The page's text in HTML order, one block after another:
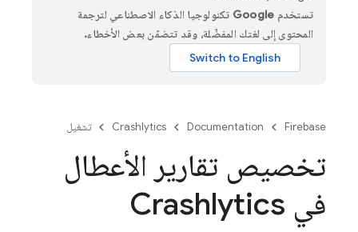
تستخدم Google تكنولوجيا الذكاء الاصطناعي لترجمة
المحتوى إلى لغتك المفضّلة، وقد تتضمّن بعض الأخطاء.
Firebase
Documentation
Crashlytics تشغيل
تخصيص تقارير الأعطال
في Crashlytics